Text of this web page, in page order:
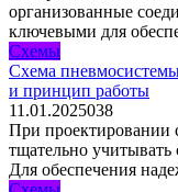
организованные
ключевыми для
Схемы
Схема
и принцип работы
11.01.2025038
При проектировании
тщательно
Для обеспечения